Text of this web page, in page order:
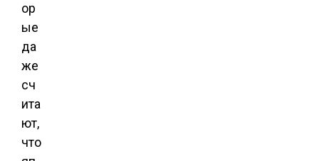
ор
ые
да
же
сч
ита
ют,
что